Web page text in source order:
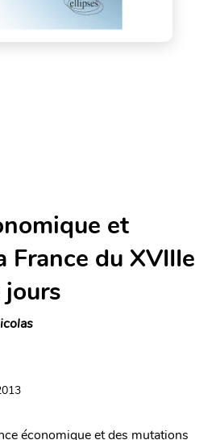
et
France du XVIIIe
jours
économique et des mutations